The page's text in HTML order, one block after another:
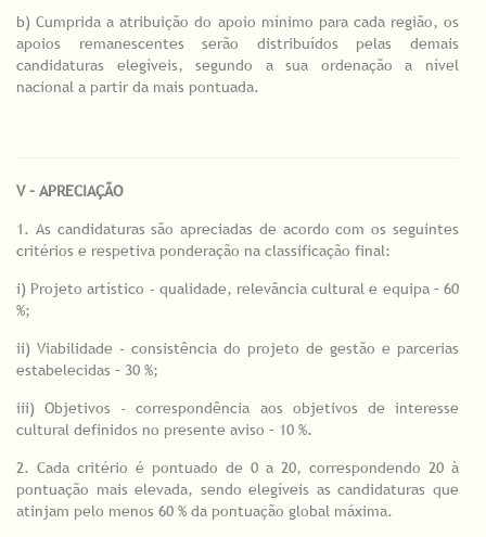
b) Cumprida a atribuição do apoio mínimo para cada região, os
apoios remanescentes serão distribuídos pelas demais
candidaturas elegíveis, segundo a sua ordenação a nível
nacional a partir da mais pontuada.
V – APRECIAÇÃO
1. As candidaturas são apreciadas de acordo com os seguintes
critérios e respetiva ponderação na classificação final:
i) Projeto artístico - qualidade, relevância cultural e equipa – 60
%;
ii) Viabilidade - consistência do projeto de gestão e parcerias
estabelecidas – 30 %;
iii) Objetivos - correspondência aos objetivos de interesse
cultural definidos no presente aviso – 10 %.
2. Cada critério é pontuado de 0 a 20, correspondendo 20 à
pontuação mais elevada, sendo elegíveis as candidaturas que
atinjam pelo menos 60 % da pontuação global máxima.